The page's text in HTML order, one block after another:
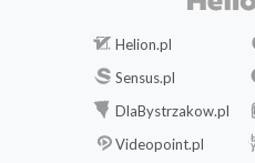
Helion.pl
Sensus.pl
DlaBystrzakow.pl
Videopoint.pl